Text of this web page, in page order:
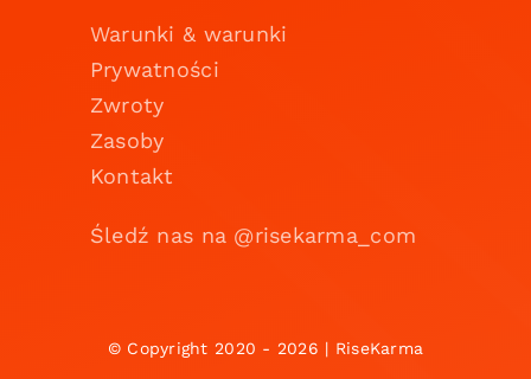
Warunki & warunki
Prywatności
Zwroty
Zasoby
Kontakt
Śledź nas na @risekarma_com
© Copyright 2020 - 2026 | RiseKarma